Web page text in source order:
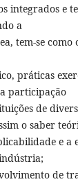
integrados e
a
tem-se como
práticas
participação
de
o saber
e a
de